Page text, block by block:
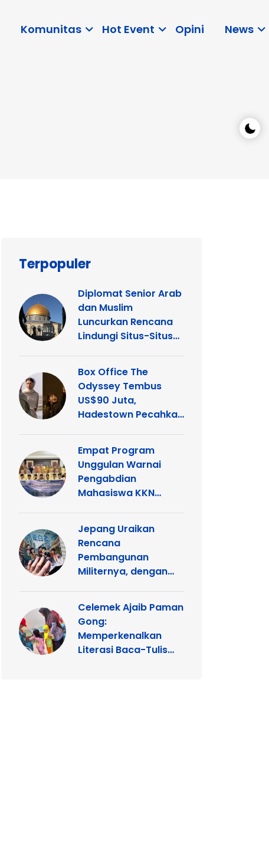
Komunitas Hot Event Opini News
Terpopuler
Diplomat Senior Arab
dan Muslim
Luncurkan Rencana
Lindungi Situs-Situs
dan Kristen di
Yerusalem
Box Office The
Odyssey Tembus
US$90 Juta,
Hadestown Pecahkan
Empat Program
Unggulan Warnai
Pengabdian
Mahasiswa KKN
Kelurahan Ganting
Jepang Uraikan
Rencana
Pembangunan
Militernya, dengan
Tiongkok, Rusia dan
Korea Utara
Celemek Ajaib Paman
Gong:
Memperkenalkan
Literasi Baca-Tulis